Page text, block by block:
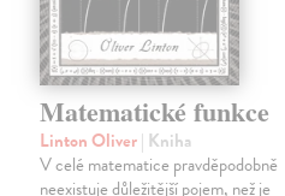
Matematické funkce
Linton Oliver| Kniha
V celé matematice pravděpodobně
neexistuje důležitější pojem, než je